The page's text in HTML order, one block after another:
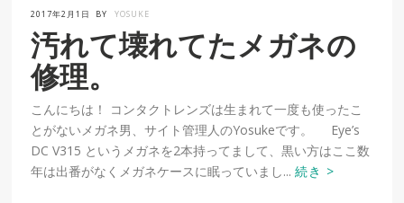
2017年2月1日 BY YOSUKE
汚れて壊れてたメガネの
修理。
こんにちは！ コンタクトレンズは生まれて一度も使ったこ
とがないメガネ男、サイト管理人のYosukeです。 Eye’s
DC V315 というメガネを2本持ってまして、黒い方はここ数
年は出番がなくメガネケースに眠っていまし...続き >